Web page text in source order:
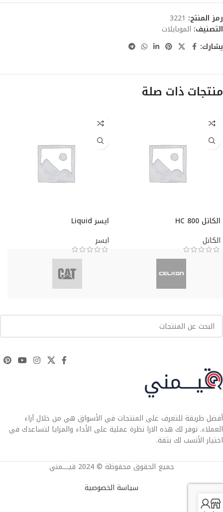
رمز المنتج: 3221
التصنيف: الموبايلات
يشارك:
منتجات ذات صلة
الكاتل HC 800
الكاتل
ايسر Liquid
ايسر
أفضل طريقة للتعرف على المنتجات في الأسواق هي من خلال آراء
العملاء. توفر لك هذه الارا نظرة عملية على الأداء والمزايا لتساعدك في
اختيار الأنسب لك بثقة.
جميع الحقوق محفوظة © 2024 قيــــمني
سياسة الخصوصية